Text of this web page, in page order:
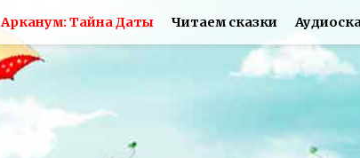
Арканум: Тайна Даты Читаем сказки